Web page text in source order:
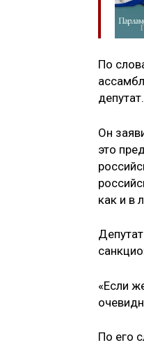
По
депутат.
Он
это
как и в
«Если
По его